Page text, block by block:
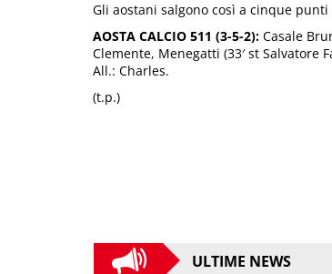
Gli aostani salgono così a cinque
AOSTA CALCIO 511 (3-5-2): Casale
Clemente, Menegatti (33′ st Salvatore
All.: Charles.
(t.p.)
ULTIME NEWS